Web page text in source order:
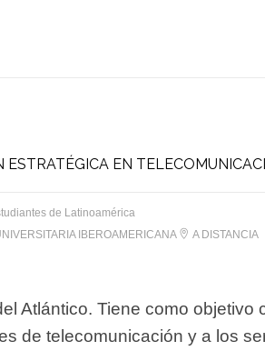
ESTRATÉGICA EN
de Latinoamérica
IBEROAMERICANA
A DISTANCIA
Atlántico. Tiene como objetivo
de telecomunicación y a los